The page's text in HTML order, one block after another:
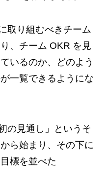
取り組むべきチーム
、チーム OKR を見
いるのか、どのよう
一覧できるようにな
の見通し」というそ
ら始まり、その下に
標を並べた